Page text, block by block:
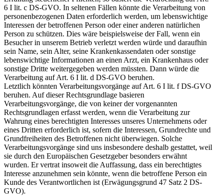
6 I lit. c DS-GVO. In seltenen Fällen könnte die Verarbeitung von
personenbezogenen Daten erforderlich werden, um lebenswichtige
Interessen der betroffenen Person oder einer anderen natürlichen
Person zu schützen. Dies wäre beispielsweise der Fall, wenn ein
Besucher in unserem Betrieb verletzt werden würde und daraufhin
sein Name, sein Alter, seine Krankenkassendaten oder sonstige
lebenswichtige Informationen an einen Arzt, ein Krankenhaus oder
sonstige Dritte weitergegeben werden müssten. Dann würde die
Verarbeitung auf Art. 6 I lit. d DS-GVO beruhen.
Letztlich könnten Verarbeitungsvorgänge auf Art. 6 I lit. f DS-GVO
beruhen. Auf dieser Rechtsgrundlage basieren
Verarbeitungsvorgänge, die von keiner der vorgenannten
Rechtsgrundlagen erfasst werden, wenn die Verarbeitung zur
Wahrung eines berechtigten Interesses unseres Unternehmens oder
eines Dritten erforderlich ist, sofern die Interessen, Grundrechte und
Grundfreiheiten des Betroffenen nicht überwiegen. Solche
Verarbeitungsvorgänge sind uns insbesondere deshalb gestattet, weil
sie durch den Europäischen Gesetzgeber besonders erwähnt
wurden. Er vertrat insoweit die Auffassung, dass ein berechtigtes
Interesse anzunehmen sein könnte, wenn die betroffene Person ein
Kunde des Verantwortlichen ist (Erwägungsgrund 47 Satz 2 DS-
GVO).